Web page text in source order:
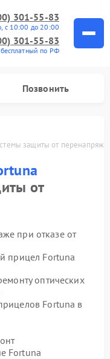
301-55-83
с 10:00 до 20:00
301-55-83
по РФ
Позвонить
защиты от
от
при отказе от
прицел Fortuna
оптических
Fortuna в
Fortuna